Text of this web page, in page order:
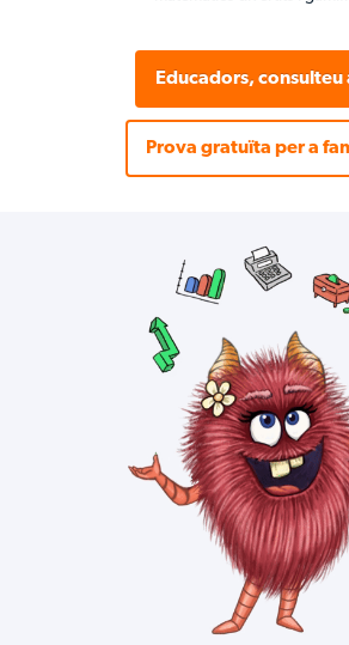
Educadors, consulteu
Prova gratuïta per a